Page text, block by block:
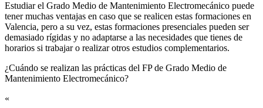
Estudiar el Grado Medio de Mantenimiento Electromecánico puede
tener muchas ventajas en caso que se realicen estas formaciones en
Valencia, pero a su vez, estas formaciones presenciales pueden ser
demasiado rígidas y no adaptarse a las necesidades que tienes de
horarios si trabajar o realizar otros estudios complementarios.
¿Cuándo se realizan las prácticas del FP de Grado Medio de
Mantenimiento Electromecánico?​
«